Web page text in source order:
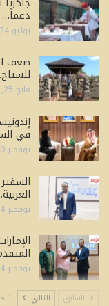
دعماً…
يوليو 24, 2026
ضعف
مايو 25, 2026
في
نوفمبر 10, 2025
نوفمبر 4, 2025
نوفمبر 4, 2025
السابق التالي 1 من 72